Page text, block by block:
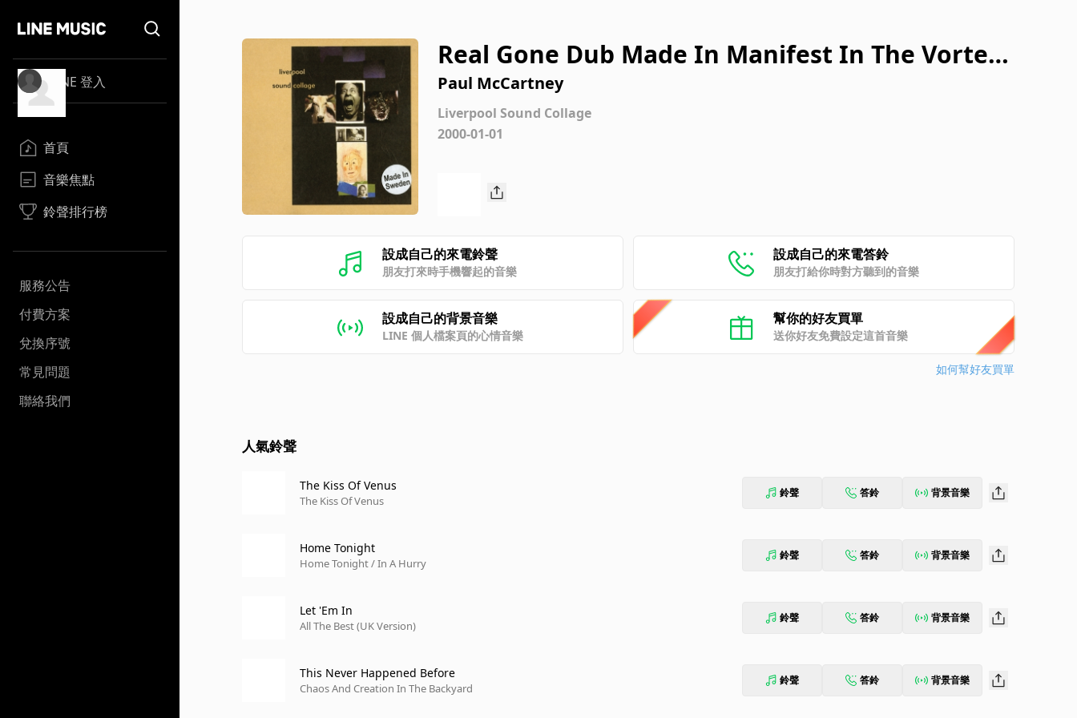
LINE 登入
首頁
音樂焦點
鈴聲排行榜
服務公告
付費方案
兌換序號
常見問題
聯絡我們
Real Gone Dub Made In Manifest In The Vortex
Of The Eternal Now
Paul McCartney
Liverpool Sound Collage
2000-01-01
設成自己的來電鈴聲
朋友打來時手機響起的音樂
設成自己的來電答鈴
朋友打給你時對方聽到的音樂
設成自己的背景音樂
LINE 個人檔案頁的心情音樂
幫你的好友買單
送你好友免費設定這首音樂
如何幫好友買單
人氣鈴聲
The Kiss Of Venus
The Kiss Of Venus
鈴聲 答鈴 背景音樂
Home Tonight
Home Tonight / In A Hurry
鈴聲 答鈴 背景音樂
Let 'Em In
All The Best (UK Version)
鈴聲 答鈴 背景音樂
This Never Happened Before
Chaos And Creation In The Backyard
鈴聲 答鈴 背景音樂